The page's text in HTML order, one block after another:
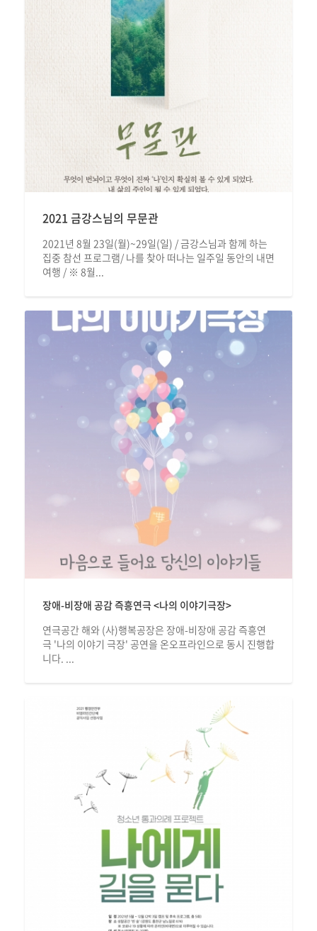
2021 금강스님의 무문관
2021년 8월 23일(월)~29일(일) / 금강스님과 함께 하는
집중 참선 프로그램/ 나를 찾아 떠나는 일주일 동안의 내면
여행 / ※ 8월...
장애-비장애 공감 즉흥연극 <나의 이야기극장>
연극공간 해와 (사)행복공장은 장애-비장애 공감 즉흥연
극 '나의 이야기 극장' 공연을 온오프라인으로 동시 진행합
니다. ...